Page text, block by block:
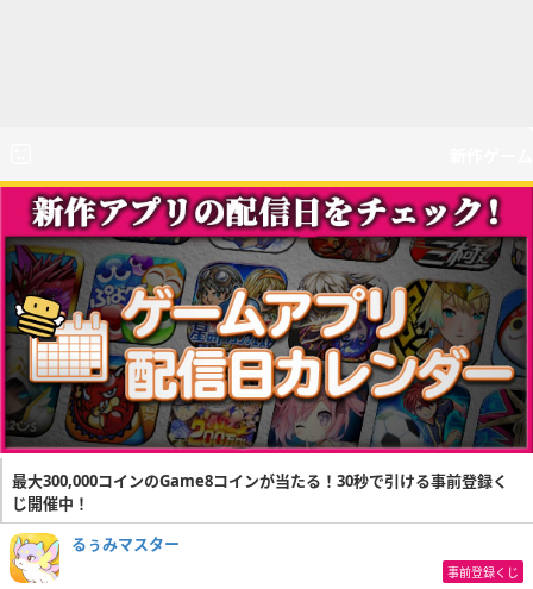
最大300,000コインのGame8コインが当たる！30秒で引ける事前登録く
じ開催中！
るぅみマスター
事前登録くじ